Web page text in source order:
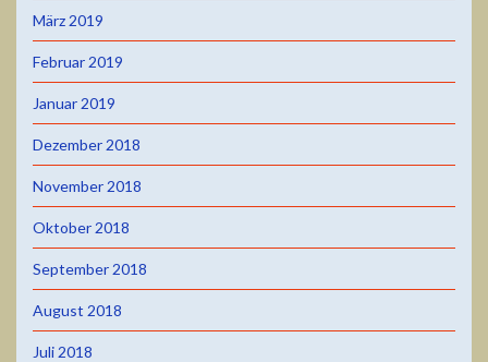
März 2019
Februar 2019
Januar 2019
Dezember 2018
November 2018
Oktober 2018
September 2018
August 2018
Juli 2018